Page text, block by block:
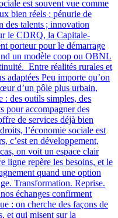
est souvent vue comme
bien réels : pénurie de
des talents ; innovation
le CDRQ, la Capitale-
porteur pour le démarrage
un modèle coop ou OBNL
Entre réalités rurales et
adaptées Peu importe qu’on
d’un pôle plus urbain,
: des outils simples, des
pour accompagner des
de services déjà bien
l’économie sociale est
c’est en développement,
on voit un espace clair
ligne repère les besoins, et le
quand une option
Transformation. Reprise.
échanges confirment
: on cherche des façons de
et qui misent sur la